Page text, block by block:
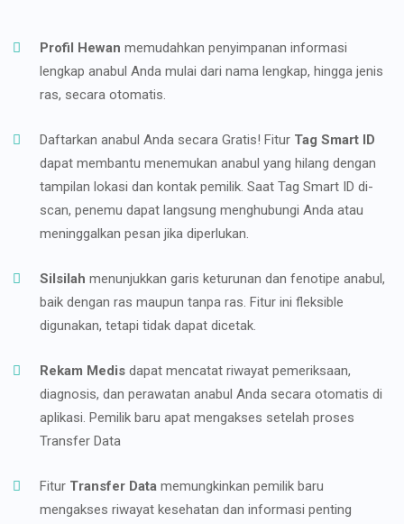
Profil Hewan memudahkan penyimpanan informasi
lengkap anabul Anda mulai dari nama lengkap, hingga jenis
ras, secara otomatis.
Daftarkan anabul Anda secara Gratis! Fitur Tag Smart ID
dapat membantu menemukan anabul yang hilang dengan
tampilan lokasi dan kontak pemilik. Saat Tag Smart ID di-
scan, penemu dapat langsung menghubungi Anda atau
meninggalkan pesan jika diperlukan.
Silsilah menunjukkan garis keturunan dan fenotipe anabul,
baik dengan ras maupun tanpa ras. Fitur ini fleksible
digunakan, tetapi tidak dapat dicetak.
Rekam Medis dapat mencatat riwayat pemeriksaan,
diagnosis, dan perawatan anabul Anda secara otomatis di
aplikasi. Pemilik baru apat mengakses setelah proses
Transfer Data
Fitur Transfer Data memungkinkan pemilik baru
mengakses riwayat kesehatan dan informasi penting